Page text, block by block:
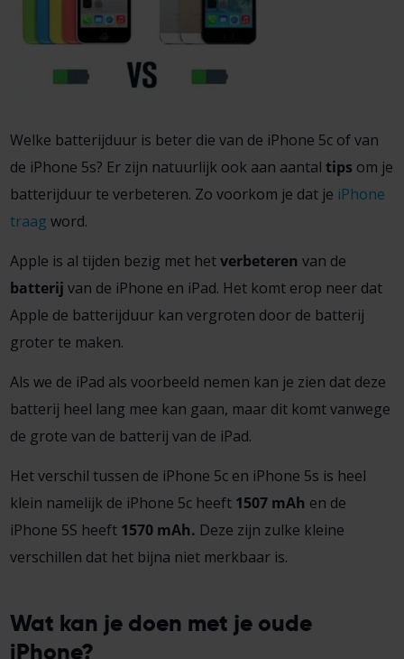
Welke batterijduur is beter die van de iPhone 5c of van
de iPhone 5s? Er zijn natuurlijk ook aan aantal tips om je
batterijduur te verbeteren. Zo voorkom je dat je iPhone
traag word.
Apple is al tijden bezig met hetverbeteren van de
batterij van de iPhone en iPad. Het komt erop neer dat
Apple de batterijduur kan vergroten door de batterij
groter te maken.
Als we de iPad als voorbeeld nemen kan je zien dat deze
batterij heel lang mee kan gaan, maar dit komt vanwege
de grote van de batterij van de iPad.
Het verschil tussen de iPhone 5c en iPhone 5s is heel
klein namelijk de iPhone 5c heeft 1507 mAh en de
iPhone 5S heeft 1570 mAh. Deze zijn zulke kleine
verschillen dat het bijna niet merkbaar is.
Wat kan je doen met je oude
iPhone?